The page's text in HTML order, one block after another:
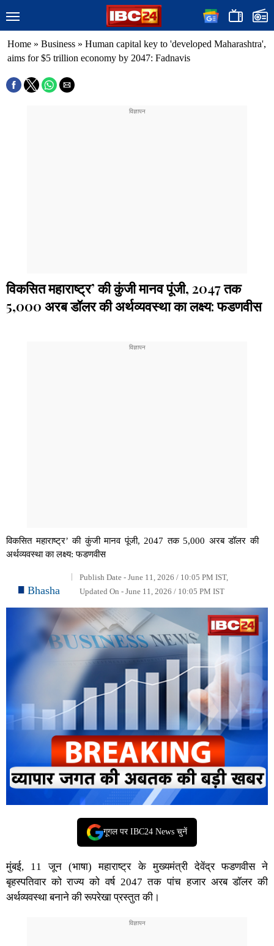
Home » Business » Human capital key to 'developed Maharashtra',
aims for $5 trillion economy by 2047: Fadnavis
विकसित महाराष्ट्र’ की कुंजी मानव पूंजी, 2047 तक
5,000 अरब डॉलर की अर्थव्यवस्था का लक्ष्य: फडणवीस
विकसित महाराष्ट्र’ की कुंजी मानव पूंजी, 2047 तक 5,000 अरब डॉलर की
अर्थव्यवस्था का लक्ष्य: फडणवीस
Bhasha
Publish Date - June 11, 2026 / 10:05 PM IST,
Updated On - June 11, 2026 / 10:05 PM IST
गूगल पर IBC24 News चुनें
मुंबई, 11 जून (भाषा) महाराष्ट्र के मुख्यमंत्री देवेंद्र फडणवीस ने
बृहस्पतिवार को राज्य को वर्ष 2047 तक पांच हजार अरब डॉलर की
अर्थव्यवस्था बनाने की रूपरेखा प्रस्तुत की।